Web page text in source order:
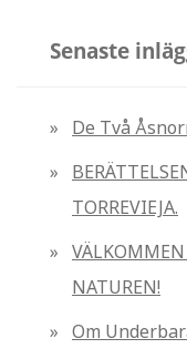
e
r
Senaste
De Två
TORREVIEJA.
NATUREN!
Om